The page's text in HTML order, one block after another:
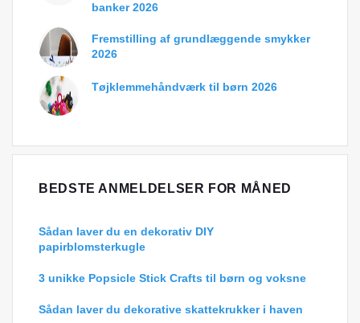
banker 2026
Fremstilling af grundlæggende smykker
2026
Tøjklemmehåndværk til børn 2026
BEDSTE ANMELDELSER FOR MÅNED
Sådan laver du en dekorativ DIY
papirblomsterkugle
3 unikke Popsicle Stick Crafts til børn og voksne
Sådan laver du dekorative skattekrukker i haven